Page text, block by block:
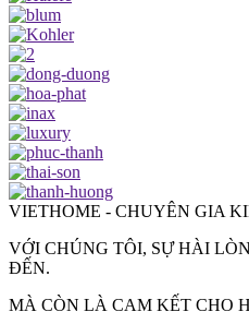
VIETHOME - CHUYÊN GIA
VỚI CHÚNG TÔI, SỰ HÀI
ĐẾN.
MÀ CÒN LÀ CAM KẾT CHO